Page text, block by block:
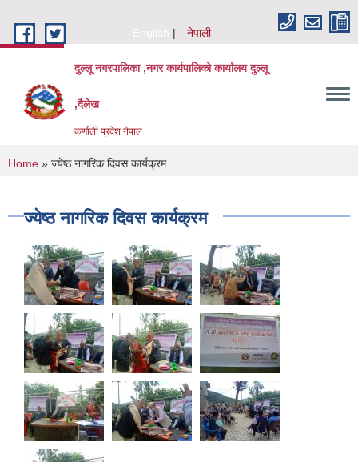
English
नेपाली
दुल्लू नगरपालिका ,नगर कार्यपालिकाे कार्यालय दुल्लू
,दैलेख
कर्णाली प्रदेश नेपाल
You are here
Home » ज्येष्ठ नागरिक दिवस कार्यक्रम
ज्येष्ठ नागरिक दिवस कार्यक्रम